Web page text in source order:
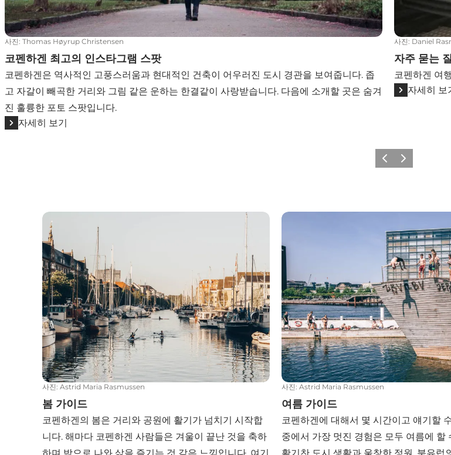
사진: Thomas Høyrup Christensen
코펜하겐 최고의 인스타그램 스팟
코펜하겐은 역사적인 고풍스러움과 현대적인 건축이 어우러진 도시 경관을 보여줍니다. 좁
고 자갈이 빼곡한 거리와 그림 같은 운하는 한결같이 사랑받습니다. 다음에 소개할 곳은 숨겨
진 훌륭한 포토 스팟입니다.
자세히 보기
사진: Daniel
자주 묻는
코펜하겐 여
자세히 보
이전 다음
봄 가이드
사진: Astrid Maria Rasmussen
봄 가이드
코펜하겐의 봄은 거리와 공원에 활기가 넘치기 시작합
니다. 해마다 코펜하겐 사람들은 겨울이 끝난 것을 축하
여름 가이드
사진: Astrid Maria Rasmussen
여름 가이드
코펜하겐에 대해서 몇 시간이고 얘기할
중에서 가장 멋진 경험은 모두 여름에 할